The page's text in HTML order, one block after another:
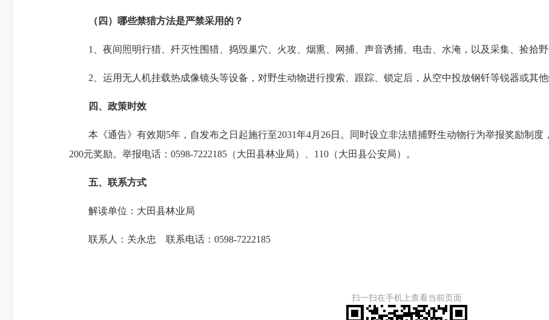
（四）哪些禁猎方法是严禁采用的？
1、夜间照明行猎、歼灭性围猎、捣毁巢穴、火攻、烟熏、网捕、声音诱捕、电击、水淹，以及采集、捡拾野
2、运用无人机挂载热成像镜头等设备，对野生动物进行搜索、跟踪、锁定后，从空中投放钢钎等锐器或其他
四、政策时效
本《通告》有效期5年，自发布之日起施行至2031年4月26日。同时设立非法猎捕野生动物行为举报奖励制度
200元奖励。举报电话：0598-7222185（大田县林业局）、110（大田县公安局）。
五、联系方式
解读单位：大田县林业局
联系人：关永忠 联系电话：0598-7222185
扫一扫在手机上查看当前页面